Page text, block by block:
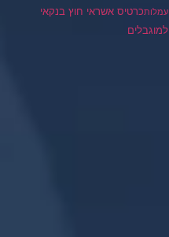
עמלותכרטיס אשראי חוץ בנקאי
למוגבלים